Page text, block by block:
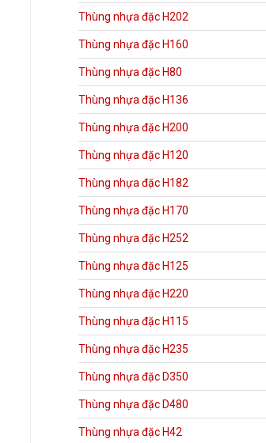
Thùng nhựa đặc H202
Thùng nhựa đặc H160
Thùng nhựa đặc H80
Thùng nhựa đặc H136
Thùng nhựa đặc H200
Thùng nhựa đặc H120
Thùng nhựa đặc H182
Thùng nhựa đặc H170
Thùng nhựa đặc H252
Thùng nhựa đặc H125
Thùng nhựa đặc H220
Thùng nhựa đặc H115
Thùng nhựa đặc H235
Thùng nhựa đặc D350
Thùng nhựa đặc D480
Thùng nhựa đặc H42